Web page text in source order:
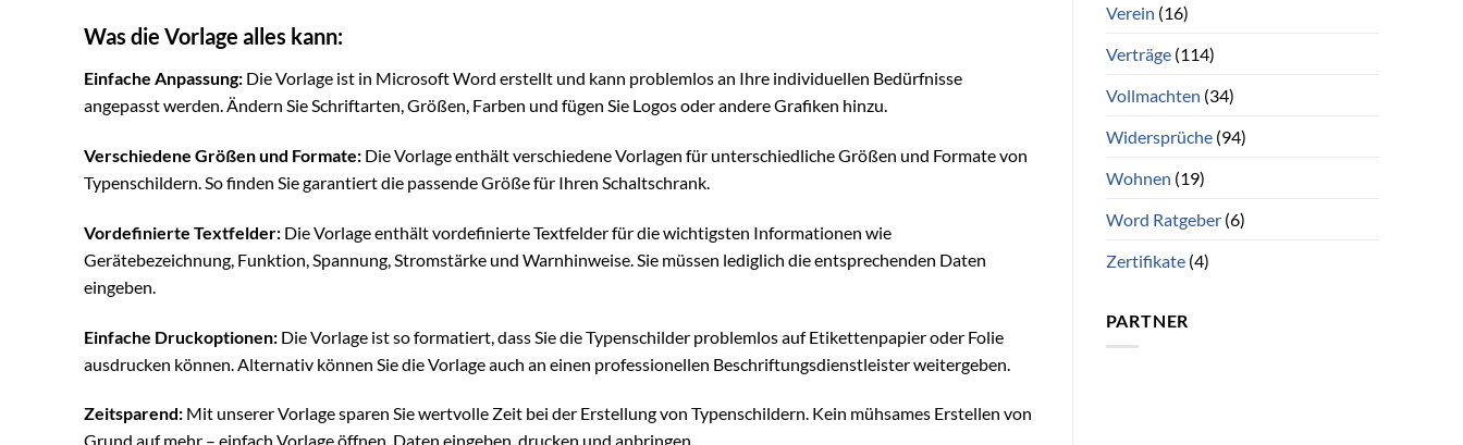
Was die Vorlage alles kann:
Einfache Anpassung: Die Vorlage ist in Microsoft Word erstellt und kann problemlos an Ihre individuellen Bedürfnisse
angepasst werden. Ändern Sie Schriftarten, Größen, Farben und fügen Sie Logos oder andere Grafiken hinzu.
Verschiedene Größen und Formate: Die Vorlage enthält verschiedene Vorlagen für unterschiedliche Größen und Formate von
Typenschildern. So finden Sie garantiert die passende Größe für Ihren Schaltschrank.
Vordefinierte Textfelder: Die Vorlage enthält vordefinierte Textfelder für die wichtigsten Informationen wie
Gerätebezeichnung, Funktion, Spannung, Stromstärke und Warnhinweise. Sie müssen lediglich die entsprechenden Daten
eingeben.
Einfache Druckoptionen: Die Vorlage ist so formatiert, dass Sie die Typenschilder problemlos auf Etikettenpapier oder Folie
ausdrucken können. Alternativ können Sie die Vorlage auch an einen professionellen Beschriftungsdienstleister weitergeben.
Zeitsparend: Mit unserer Vorlage sparen Sie wertvolle Zeit bei der Erstellung von Typenschildern. Kein mühsames Erstellen von
Grund auf mehr – einfach Vorlage öffnen, Daten eingeben, drucken und anbringen.
Verein (16)
Verträge(114)
Vollmachten (34)
Widersprüche(94)
Wohnen (19)
Word Ratgeber(6)
Zertifikate(4)
PARTNER